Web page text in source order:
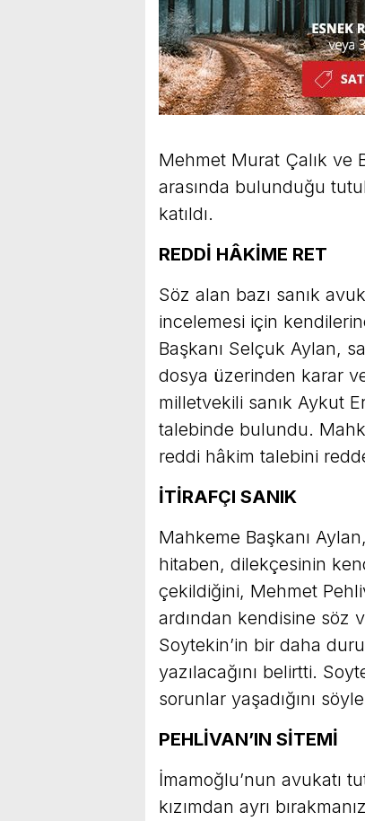
Mehmet Murat Çalık ve
arasında bulunduğu
katıldı.
REDDİ HÂKİME RET
Söz alan bazı sanık
incelemesi için
Başkanı Selçuk Aylan,
dosya üzerinden karar
milletvekili sanık Aykut
talebinde bulundu.
reddi hâkim talebini
İTİRAFÇI SANIK
Mahkeme Başkanı
hitaben, dilekçesinin
çekildiğini, Mehmet
ardından kendisine söz
Soytekin’in bir daha
yazılacağını belirtti.
sorunlar yaşadığını
PEHLİVAN’IN SİTEMİ
İmamoğlu’nun avukatı
kızımdan ayrı